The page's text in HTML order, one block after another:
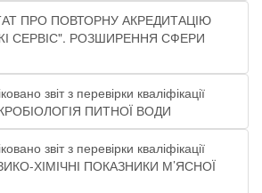
ПРО ПОВТОРНУ АКРЕДИТАЦІЮ
СЕРВІС". РОЗШИРЕННЯ СФЕРИ
звіт з перевірки кваліфікації
ПИТНОЇ ВОДИ
звіт з перевірки кваліфікації
ХІМІЧНІ ПОКАЗНИКИ М’ЯСНОЇ